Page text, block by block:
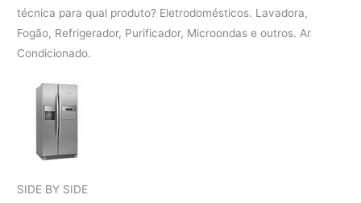
técnica para qual produto? Eletrodomésticos. Lavadora,
Fogão, Refrigerador, Purificador, Microondas e outros. Ar
Condicionado.
SIDE BY SIDE